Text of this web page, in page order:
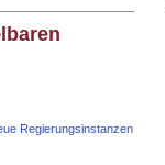
Regierungsinstanzen